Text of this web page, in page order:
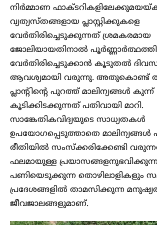
നിർമ്മാണ
വ്യത്യസ്തങ്ങളായ പ്ലാസ്റ്റിക്കുകളെ
വേർതിരിച്ചെടുക്കുന്നത് ശ്രമകരമായ
ജോലിയായതിനാൽ
വേർതിരിച്ചെടുക്കാൻ കൂടുതൽ
ആവശ്യമായി വരുന്നു. അതുകൊണ്ട്
പ്ലാന്റിന്റെ പുറത്ത് മാലിന്യങ്ങൾ കുന്ന്
കൂടിക്കിടക്കുന്നത് പതിവായി മാറി.
സാങ്കേതികവിദ്യയുടെ സാധ്യതകൾ
ഉപയോഗപ്പെടുത്താതെ മാലിന്യങ്ങൾ
രീതിയിൽ സംസ്ക്കരിക്കേണ്ടി
ഫലമായുള്ള
പണിയെടുക്കുന്ന തൊഴിലാളികളും
പ്രദേശങ്ങളിൽ താമസിക്കുന്ന
ജീവജാലങ്ങളുമാണ്.